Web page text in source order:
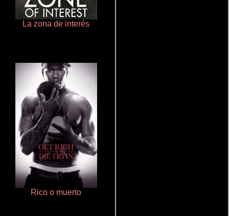
La zona de interés
Rico o muerto